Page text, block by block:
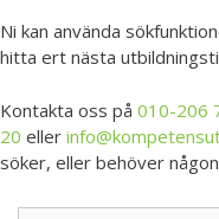
Ni kan använda
hitta ert nästa
Kontakta oss på 010-206
20 eller
söker, eller behöver